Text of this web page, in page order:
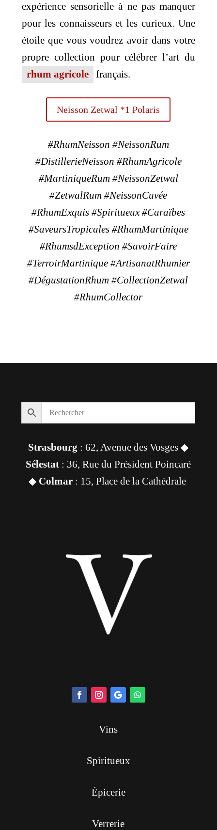
expérience sensorielle à ne pas manquer
pour les connaisseurs et les curieux. Une
étoile que vous voudrez avoir dans votre
propre collection pour célébrer l’art du
rhum agricole
français.
Neisson Zetwal *1 Polaris
#RhumNeisson #NeissonRum
#DistillerieNeisson #RhumAgricole
#MartiniqueRum #NeissonZetwal
#ZetwalRum #NeissonCuvée
#RhumExquis #Spiritueux #Caraïbes
#SaveursTropicales #RhumMartinique
#RhumsdException #SavoirFaire
#TerroirMartinique #ArtisanatRhumier
#DégustationRhum #CollectionZetwal
#RhumCollector
Strasbourg : 62, Avenue des Vosges ◆
Sélestat : 36, Rue du Président Poincaré
◆ Colmar: 15, Place de la Cathédrale
Vins
Spiritueux
Épicerie
Verrerie